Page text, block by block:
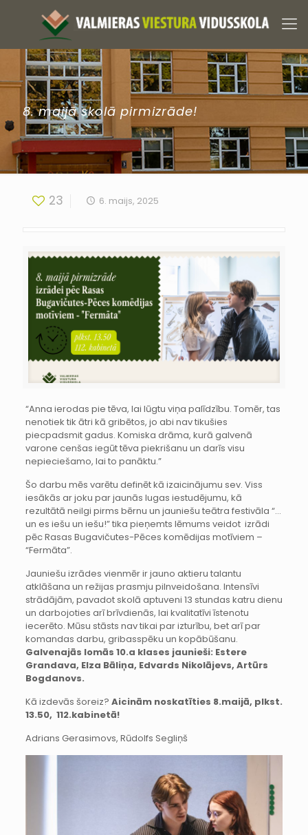
8. maijā skolā pirmizrāde!
23 6. maijs, 2025
“Anna ierodas pie tēva, lai lūgtu viņa palīdzību. Tomēr, tas
nenotiek tik ātri kā gribētos, jo abi nav tikušies
piecpadsmit gadus. Komiska drāma, kurā galvenā
varone cenšas iegūt tēva piekrišanu un darīs visu
nepieciešamo, lai to panāktu.”
Šo darbu mēs varētu definēt kā izaicinājumu sev. Viss
iesākās ar joku par jaunās lugas iestudējumu, kā
rezultātā neilgi pirms bērnu un jauniešu teātra festivāla “…
un es iešu un iešu!” tika pieņemts lēmums veidot izrādi
pēc Rasas Bugavičutes-Pēces komēdijas motīviem –
“Fermāta”.
Jauniešu izrādes vienmēr ir jauno aktieru talantu
atklāšana un režijas prasmju pilnveidošana. Intensīvi
strādājām, pavadot skolā aptuveni 13 stundas katru dienu
un darbojoties arī brīvdienās, lai kvalitatīvi īstenotu
iecerēto. Mūsu stāsts nav tikai par izturību, bet arī par
komandas darbu, gribasspēku un kopābūšanu.
Galvenajās lomās 10.a klases jaunieši: Estere
Grandava, Elza Bāliņa, Edvards Nikolājevs, Artūrs
Bogdanovs.
Kā izdevās šoreiz? Aicinām noskatīties 8.maijā, plkst.
13.50, 112.kabinetā!
Adrians Gerasimovs, Rūdolfs Segliņš